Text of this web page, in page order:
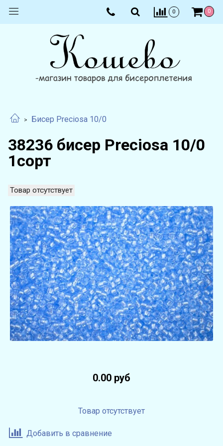
0 0
Бисер Preciosa 10/0
38236 бисер Preciosa 10/0
1сорт
Товар отсутствует
0.00 руб
Товар отсутствует
Добавить в сравнение